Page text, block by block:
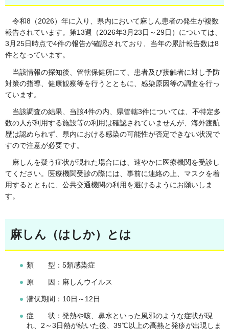
令和8（2026）年に入り、県内において麻しん患者の発生が複数
報告されています。第13週（2026年3月23日～29日）については、
3月25日時点で4件の報告が確認されており、当年の累計報告数は8
件となっています。
当該情報の探知後、管轄保健所にて、患者及び接触者に対し予防
対策の指導、健康観察等を行うとともに、感染原因等の調査を行っ
ています。
当該調査の結果、当該4件の内、県管轄3件については、不特定多
数の人が利用する施設等の利用は確認されていませんが、海外渡航
歴は認められず、県内における感染の可能性が否定できない状況で
すので注意が必要です。
麻しんを疑う症状が現れた場合には、速やかに医療機関を受診し
てください。医療機関受診の際には、事前に連絡の上、マスクを着
用するとともに、公共交通機関の利用を避けるようにお願いしま
す。
麻しん（はしか）とは
類 型：5類感染症
原 因：麻しんウイルス
潜伏期間：10日～12日
症 状：発熱や咳、鼻水といった風邪のような症状が現
れ、2～3日熱が続いた後、39℃以上の高熱と発疹が出現しま